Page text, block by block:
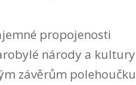
propojenosti
národy a kultury
závěrům polehoučku